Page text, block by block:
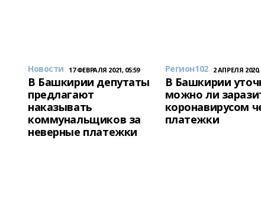
Новости 17 ФЕВРАЛЯ 2021, 05:59
В Башкирии депутаты
предлагают
наказывать
коммунальщиков за
неверные платежки
Регион102 2 АПРЕЛЯ 2020,
В Башкирии
можно ли
коронавирусом
платежки